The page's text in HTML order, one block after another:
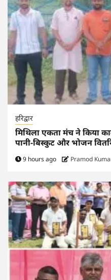
हरिद्वार
मिथिला एकता मंच ने किया
पानी-बिस्कुट और भोजन
9 hours ago Pramod